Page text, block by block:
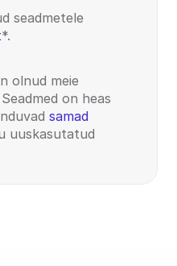
seadmetele
*.
olnud meie
on heas
samad
uuskasutatud